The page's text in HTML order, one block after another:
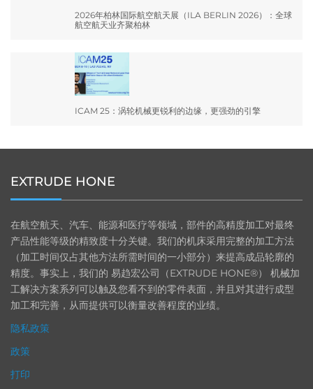
2026年柏林国际航空航天展（ILA BERLIN 2026）：全球
航空航天业齐聚柏林
ICAM 25：涡轮机械更锐利的边缘，更强劲的引擎
EXTRUDE HONE
在航空航天、汽车、能源和医疗等领域，部件的高精度加工对最终
产品性能等级的精致度十分关键。我们的机床采用完整的加工方法
（加工时间仅占其他方法所需时间的一小部分）来提高成品轮廓的
精度。事实上，我们的 易趋宏公司（EXTRUDE HONE®） 机械加
工解决方案系列可以触及您看不到的零件表面，并且对其进行成型
加工和完善，从而提供可以衡量改善程度的业绩。
隐私政策
政策
打印